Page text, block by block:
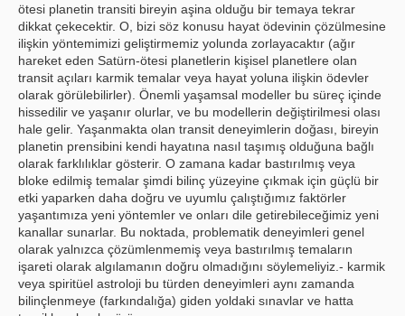
ötesi planetin transiti bireyin aşina olduğu bir temaya tekrar
dikkat çekecektir. O, bizi söz konusu hayat ödevinin çözülmesine
ilişkin yöntemimizi geliştirmemiz yolunda zorlayacaktır (ağır
hareket eden Satürn-ötesi planetlerin kişisel planetlere olan
transit açıları karmik temalar veya hayat yoluna ilişkin ödevler
olarak görülebilirler). Önemli yaşamsal modeller bu süreç içinde
hissedilir ve yaşanır olurlar, ve bu modellerin değiştirilmesi olası
hale gelir. Yaşanmakta olan transit deneyimlerin doğası, bireyin
planetin prensibini kendi hayatına nasıl taşımış olduğuna bağlı
olarak farklılıklar gösterir. O zamana kadar bastırılmış veya
bloke edilmiş temalar şimdi bilinç yüzeyine çıkmak için güçlü bir
etki yaparken daha doğru ve uyumlu çalıştığımız faktörler
yaşantımıza yeni yöntemler ve onları dile getirebileceğimiz yeni
kanallar sunarlar. Bu noktada, problematik deneyimleri genel
olarak yalnızca çözümlenmemiş veya bastırılmış temaların
işareti olarak algılamanın doğru olmadığını söylemeliyiz.- karmik
veya spiritüel astroloji bu türden deneyimleri aynı zamanda
bilinçlenmeye (farkındalığa) giden yoldaki sınavlar ve hatta